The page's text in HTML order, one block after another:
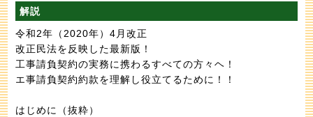
解説
令和2年（2020年）4月改正
改正民法を反映した最新版！
工事請負契約の実務に携わるすべての方々ヘ！
エ事請負契約約款を理解し役立てるために！！
はじめに（抜粋）